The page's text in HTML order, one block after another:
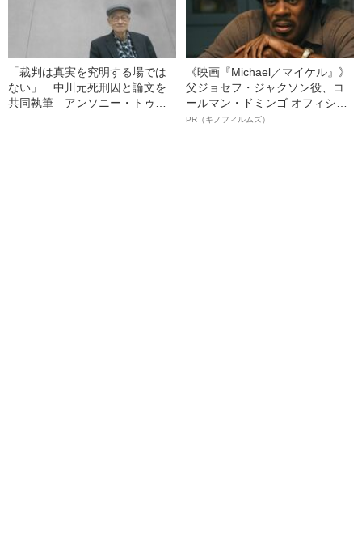
「裁判は真実を究明する場では
ない」 中川元死刑囚と論文を
共同執筆 アンソニー・トゥー
《映画『Michael／マイケル』》
父ジョセフ・ジャクソン役、コ
ールマン・ドミンゴ オフィシャ
ルインタビュー“観客を魅了した
PR（キノフィルムズ）